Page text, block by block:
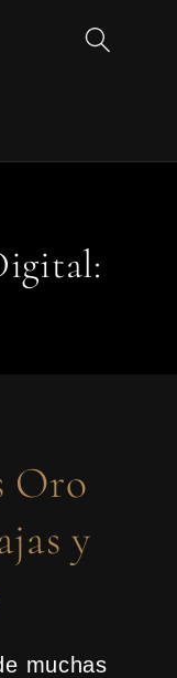
Oro
y
muchas